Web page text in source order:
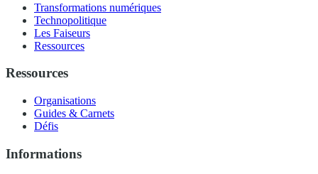
Transformations numériques
Technopolitique
Les Faiseurs
Ressources
Ressources
Organisations
Guides & Carnets
Défis
Informations